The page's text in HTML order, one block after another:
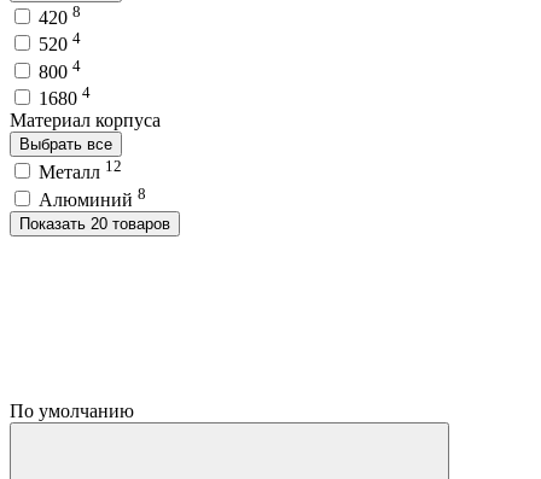
420 8
520 4
800 4
1680 4
Материал корпуса
Выбрать все
Металл 12
Алюминий 8
Показать 20 товаров
По умолчанию